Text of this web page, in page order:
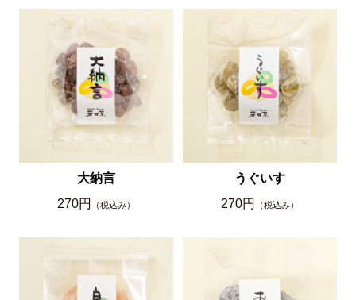
大納言
270円
（税込み）
うぐいす
270円
（税込み）